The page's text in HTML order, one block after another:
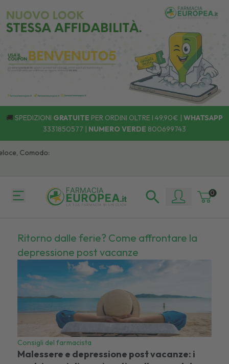
🚚 SPEDIZIONI GRATUITE PER ORDINI OLTRE I 49,90€ | WHATSAPP
3331850577 | NUMERO VERDE 800699743
Comodo:
0
Ritorno dalle ferie? Come affrontare la
depressione post vacanze
Consigli del farmacista
Malessere e depressione post vacanze: i